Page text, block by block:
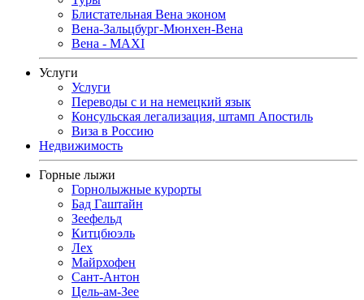
Блистательная Вена эконом
Вена-Зальцбург-Мюнхен-Вена
Вена - MAXI
Услуги
Услуги
Переводы с и на немецкий язык
Консульская легализация, штамп Апостиль
Виза в Россию
Недвижимость
Горные лыжи
Горнолыжные курорты
Бад Гаштайн
Зеефельд
Китцбюэль
Лех
Майрхофен
Сант-Антон
Цель-ам-Зее